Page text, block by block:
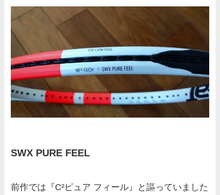
SWX PURE FEEL
前作では『C²ピュア フィール』と謳っていました